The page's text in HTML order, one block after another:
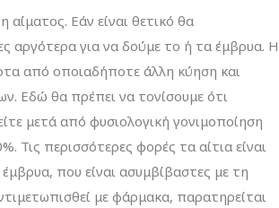
Εάν είναι θετικό θα
αργότερα για να δούμε το ή τα έμβρυα. H
από οποιαδήποτε άλλη κύηση και
Εδώ θα πρέπει να τονίσουμε ότι
μετά από φυσιολογική γονιμοποίηση
περισσότερες φορές τα αίτια είναι
που είναι ασυμβίβαστες με τη
με φάρμακα, παρατηρείται